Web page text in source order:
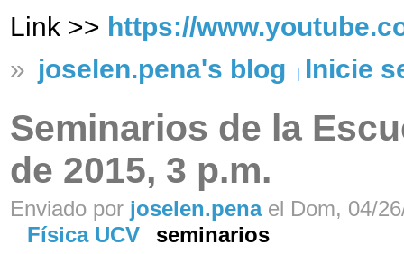
Link >> https://
» joselen.pena's blog Inicie
Seminarios de la
de 2015, 3 p.m.
Enviado por joselen.penael Dom, 04/
Física UCV
seminarios